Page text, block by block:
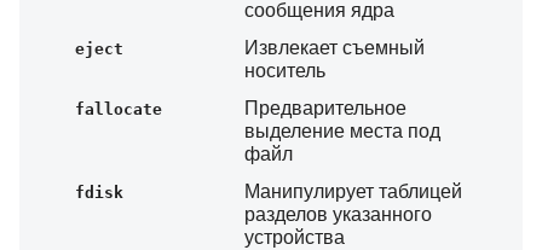
сообщения ядра
eject
Извлекает съемный
носитель
fallocate
Предварительное
выделение места под
файл
fdisk
Манипулирует таблицей
разделов указанного
устройства